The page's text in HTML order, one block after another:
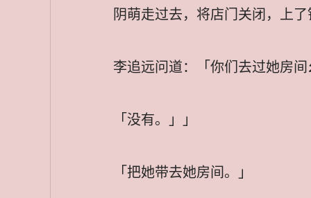
阴萌走过去，将店门关闭，上了
李追远问道：「你们去过她房间
「没有。」」
「把她带去她房间。」